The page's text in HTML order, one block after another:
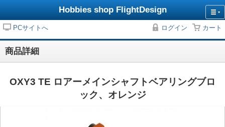
Hobbies shop FlightDesign
PCサイトへ ログイン カート
商品詳細
OXY3 TE ロアーメインシャフトベアリングブロ
ック、オレンジ